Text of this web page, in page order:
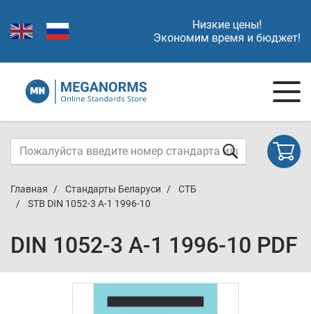
Низкие цены!
Экономим время и бюджет!
Главная Стандарты Беларуси
СТБ
STB DIN 1052-3 A-1 1996-10
DIN 1052-3 A-1 1996-10 PDF